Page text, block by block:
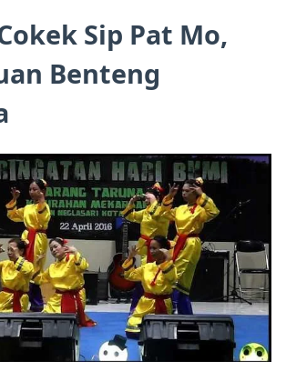
Sip Pat Mo,
Benteng